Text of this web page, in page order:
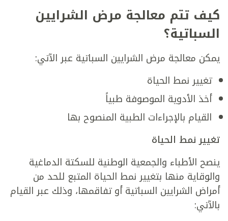
كيف تتم معالجة مرض الشرايين
السباتية؟
يمكن معالجة مرض الشرايين السباتية عبر الآتي:
تغيير نمط الحياة
أخذ الأدوية الموصوفة طبياً
القيام بالإجراءات الطبية المنصوح بها
تغيير نمط الحياة
ينصح الأطباء والجمعية الوطنية للسكتة الدماغية
والوقاية منها بتغيير نمط الحياة المتبع للحد من
أمراض الشرايين السباتية أو تفاقمها، وذلك عبر القيام
بالآتي: